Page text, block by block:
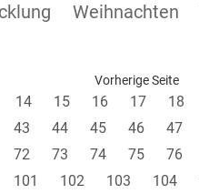
Weihnachten
Vorherige Seite
14 15 16 17 18
43 44 45 46 47
72 73 74 75 76
101 102 103 104